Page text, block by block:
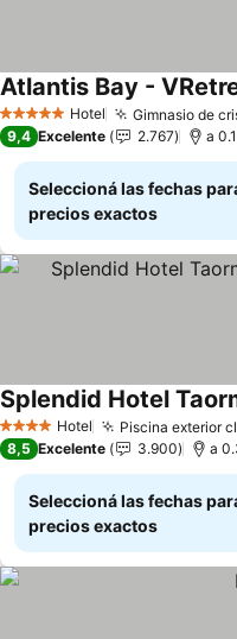
5 Estrellas Hotel Gimnasio de
Atlantis Bay -
9,4 Excelente 2.767 a
Seleccioná las fechas
precios exactos
4 EstrellasHotel Piscina exterior
8,5 Excelente 3.900 a
Seleccioná las fechas
precios exactos